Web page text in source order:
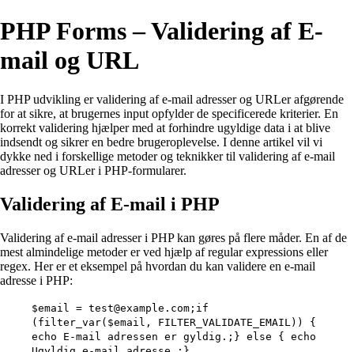
PHP Forms – Validering af E-
mail og URL
I PHP udvikling er validering af e-mail adresser og URLer afgørende
for at sikre, at brugernes input opfylder de specificerede kriterier. En
korrekt validering hjælper med at forhindre ugyldige data i at blive
indsendt og sikrer en bedre brugeroplevelse. I denne artikel vil vi
dykke ned i forskellige metoder og teknikker til validering af e-mail
adresser og URLer i PHP-formularer.
Validering af E-mail i PHP
Validering af e-mail adresser i PHP kan gøres på flere måder. En af de
mest almindelige metoder er ved hjælp af regular expressions eller
regex. Her er et eksempel på hvordan du kan validere en e-mail
adresse i PHP:
$email = test@example.com;if
(filter_var($email, FILTER_VALIDATE_EMAIL)) {
echo E-mail adressen er gyldig.;} else { echo